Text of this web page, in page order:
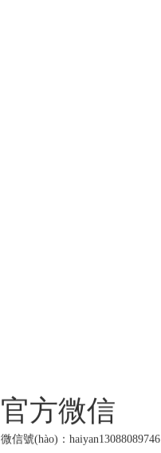
官方微信
微信號(hào)：haiyan13088089746